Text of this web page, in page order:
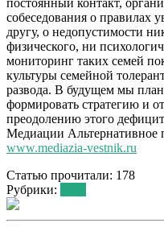
постоянный контакт,
собеседования о правилах
другу, о недопустимости
физического, ни
мониторинг таких семей
культуры семейной
развода. В будущем мы
формировать стратегию и
преодолению этого
Медиации Альтернативное
www.mediazia-vestnik.ru
Статью прочитали: 178
Рубрики: